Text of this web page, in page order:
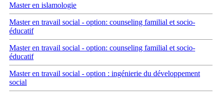
Master en islamologie
Master en travail social - option: counseling familial et socio-
éducatif
Master en travail social - option: counseling familial et socio-
éducatif
Master en travail social - option : ingénierie du développement
social